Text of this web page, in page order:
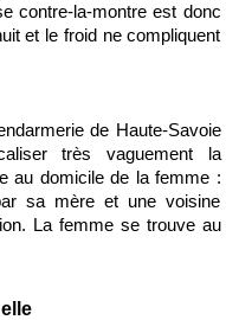
contre-la-montre est donc
et le froid ne compliquent
de Haute-Savoie
très vaguement la
au domicile de la femme :
sa mère et une voisine
La femme se trouve au